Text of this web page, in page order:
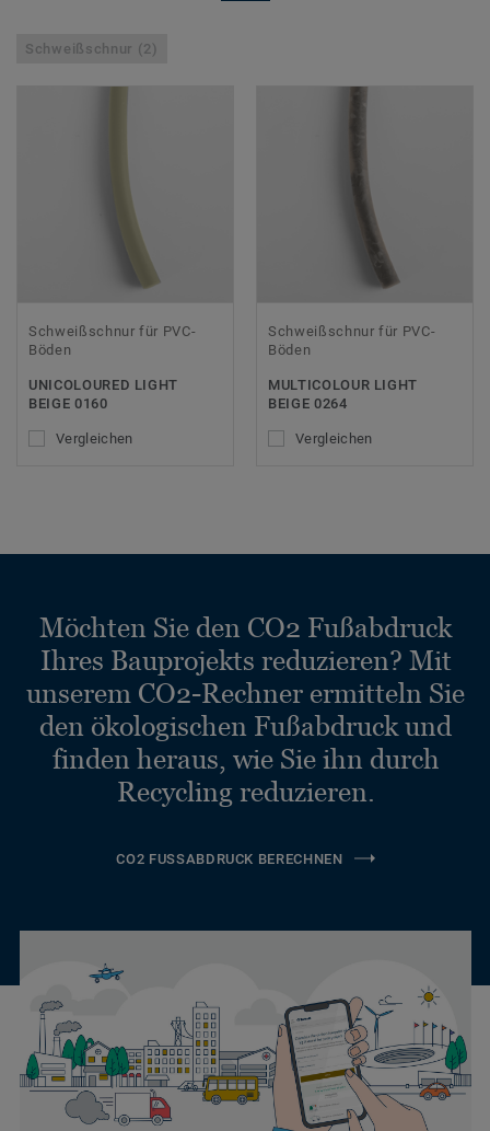
Schweißschnur (2)
Schweißschnur für PVC-
Böden
UNICOLOURED LIGHT
BEIGE 0160
Vergleichen
Schweißschnur für PVC-
Böden
MULTICOLOUR LIGHT
BEIGE 0264
Vergleichen
Möchten Sie den CO2 Fußabdruck
Ihres Bauprojekts reduzieren? Mit
unserem CO2-Rechner ermitteln Sie
den ökologischen Fußabdruck und
finden heraus, wie Sie ihn durch
Recycling reduzieren.
CO2 FUSSABDRUCK BERECHNEN